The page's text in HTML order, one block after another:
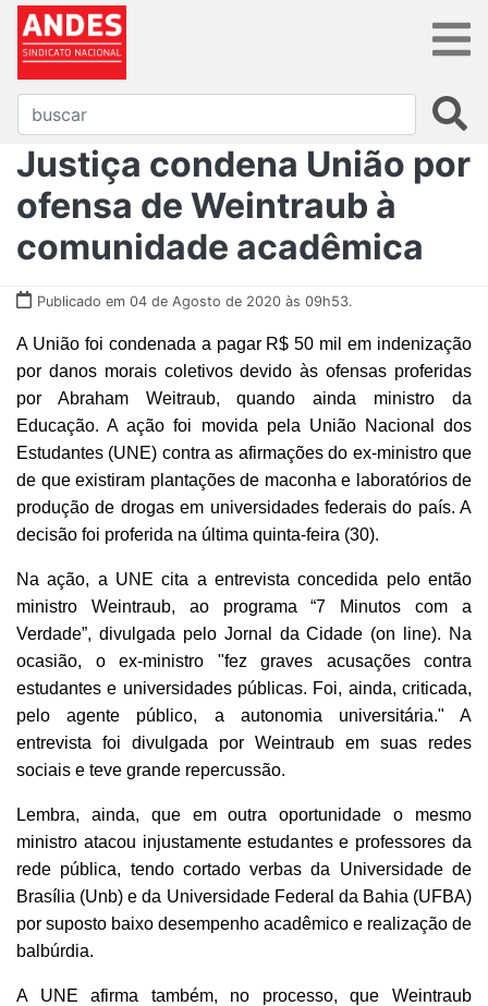
Justiça condena União por
ofensa de Weintraub à
comunidade acadêmica
Publicado em 04 de Agosto de 2020 às 09h53.
A União foi condenada a pagar R$ 50 mil em indenização
por danos morais coletivos devido às ofensas proferidas
por Abraham Weitraub, quando ainda ministro da
Educação. A ação foi movida pela União Nacional dos
Estudantes (UNE) contra as afirmações do ex-ministro que
de que existiram plantações de maconha e laboratórios de
produção de drogas em universidades federais do país. A
decisão foi proferida na última quinta-feira (30).
Na ação, a UNE cita a entrevista concedida pelo então
ministro Weintraub, ao programa “7 Minutos com a
Verdade”, divulgada pelo Jornal da Cidade (on line). Na
ocasião, o ex-ministro "fez graves acusações contra
estudantes e universidades públicas. Foi, ainda, criticada,
pelo agente público, a autonomia universitária." A
entrevista foi divulgada por Weintraub em suas redes
sociais e teve grande repercussão.
Lembra, ainda, que em outra oportunidade o mesmo
ministro atacou injustamente estudantes e professores da
rede pública, tendo cortado verbas da Universidade de
Brasília (Unb) e da Universidade Federal da Bahia (UFBA)
por suposto baixo desempenho acadêmico e realização de
balbúrdia.
A UNE afirma também, no processo, que Weintraub